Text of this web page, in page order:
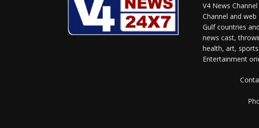
V4 News
Channel and
Gulf countries
news cast,
health, art,
Entertainment